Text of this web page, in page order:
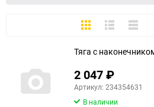
ПлиткаПодробно
Тяга с
2 047₽
Артикул: 234354631
В наличии